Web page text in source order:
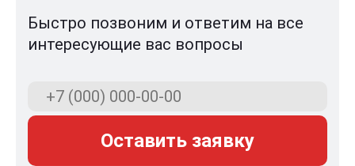
Быстро позвоним и ответим на все
интересующие вас вопросы
Оставить заявку